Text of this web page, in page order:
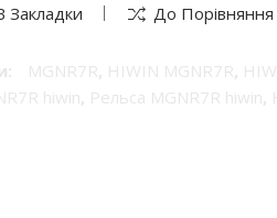
Закладки До Порівняння
MGNR7R, HIWIN MGNR7R,
hiwin, Рельса MGNR7R hiwin,